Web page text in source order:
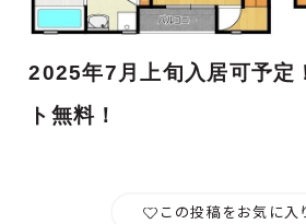
2025年7月上旬入居可予定
ト無料！
この投稿をお気に入